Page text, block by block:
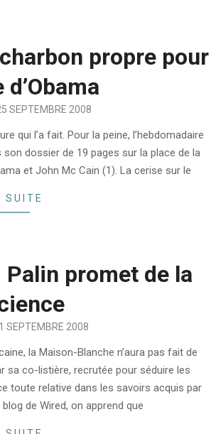
propre pour
d’Obama
SEPTEMBRE 2008
qui l’a fait. Pour la peine, l’hebdomadaire
dossier de 19 pages sur la place de la
et John Mc Cain (1). La cerise sur le
SUITE
promet de la
1 SEPTEMBRE 2008
la Maison-Blanche n’aura pas fait de
sa co-listière, recrutée pour séduire les
toute relative dans les savoirs acquis par
de Wired, on apprend que